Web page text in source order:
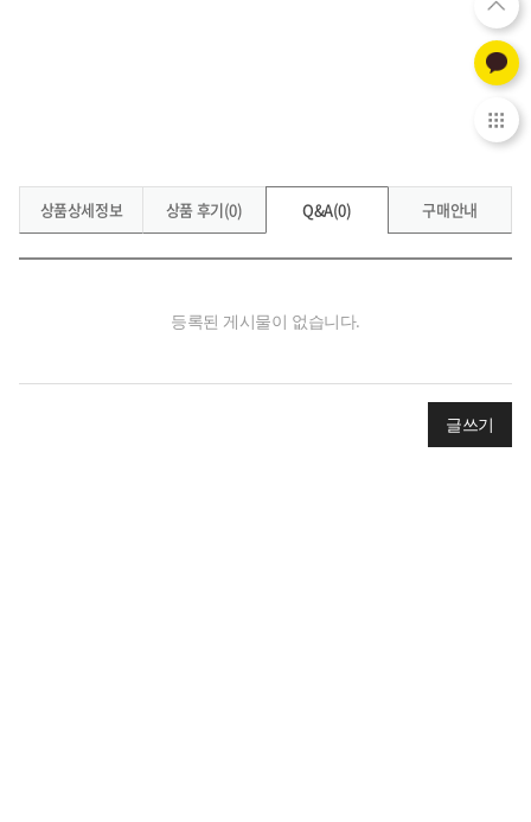
상품상세정보 상품 후기(0) Q&A(0) 구매안내